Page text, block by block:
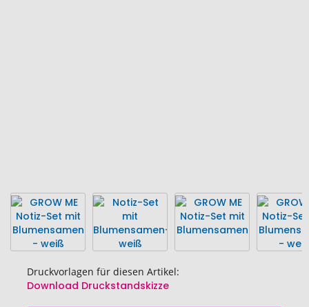
Druckvorlagen für diesen Artikel:
Download Druckstandskizze